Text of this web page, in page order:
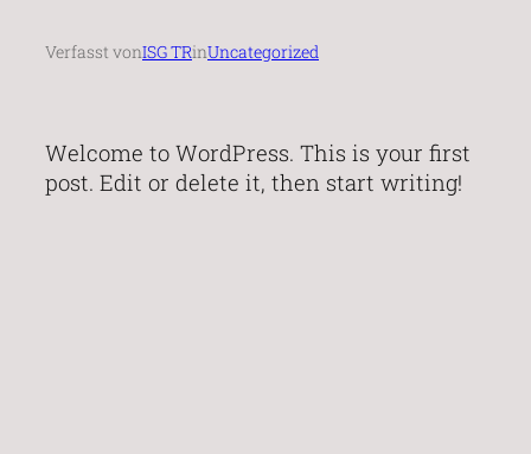
Verfasst vonISG TRinUncategorized
Welcome to WordPress. This is your first
post. Edit or delete it, then start writing!